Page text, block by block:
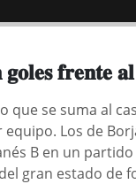
𝐟𝐫𝐞𝐧𝐭𝐞
que se suma al
Los de
B en un
gran estado de